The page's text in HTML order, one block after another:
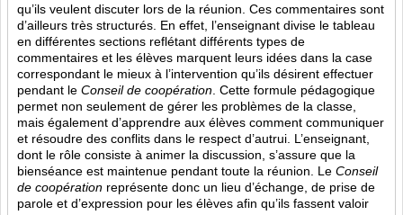
qu’ils veulent discuter lors de la réunion. Ces commentaires sont
d’ailleurs très structurés. En effet, l’enseignant divise le tableau
en différentes sections reflétant différents types de
commentaires et les élèves marquent leurs idées dans la case
correspondant le mieux à l’intervention qu’ils désirent effectuer
pendant le Conseil de coopération . Cette formule pédagogique
permet non seulement de gérer les problèmes de la classe,
mais également d’apprendre aux élèves comment communiquer
et résoudre des conflits dans le respect d’autrui. L’enseignant,
dont le rôle consiste à animer la discussion, s’assure que la
bienséance est maintenue pendant toute la réunion. Le Conseil
de coopération représente donc un lieu d’échange, de prise de
parole et d’expression pour les élèves afin qu’ils fassent valoir